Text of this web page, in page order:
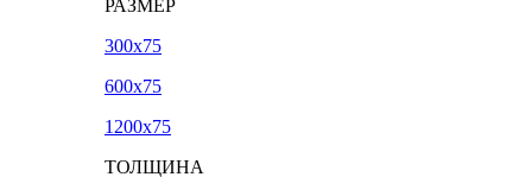
РАЗМЕР
300х75
600х75
1200х75
ТОЛЩИНА